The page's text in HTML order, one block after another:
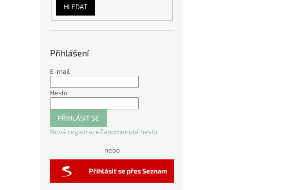
HLEDAT
Přihlášení
E-mail
Heslo
PŘIHLÁSIT SE
Nová registraceZapomenuté heslo
nebo
Přihlásit se přes Seznam